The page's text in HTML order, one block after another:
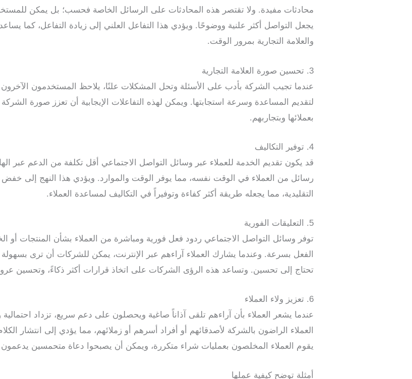
محادثات مفيدة. ولا تقتصر هذه المحادثات على الرسائل الخاصة فحسب؛ بل يمكن
يجعل التواصل أكثر علنية ووضوحًا. ويؤدي هذا التفاعل العلني إلى زيادة التفاعل، كما
والعلامة التجارية بمرور الوقت.
3. تحسين صورة العلامة التجارية
عندما تجيب الشركة بأدب على الأسئلة وتحل المشكلات علنًا، يلاحظ المستخدمون الآخرون
لتقديم المساعدة وسرعة استجابتها. ويمكن لهذه التفاعلات الإيجابية أن تعزز صورة
بعملائها وبتجاربهم.
4. توفير التكاليف
قد يكون تقديم الخدمة للعملاء عبر وسائل التواصل الاجتماعي أقل تكلفة من الدعم
رسائل من العملاء في الوقت نفسه، مما يوفر الوقت والموارد. ويؤدي هذا النهج إلى خفض
التقليدية، مما يجعله طريقة أكثر كفاءة وتوفيراً في التكاليف لمساعدة العملاء.
5. التعليقات الفورية
توفر وسائل التواصل الاجتماعي ردود فعل فورية ومباشرة من العملاء بشأن المنتجات أو
الفعل بسرعة. وعندما يشارك العملاء آراءهم عبر الإنترنت، يمكن للشركات أن ترى
تحتاج إلى تحسين. وتساعد هذه الرؤى الشركات على اتخاذ قرارات أكثر ذكاءً، وتحسين
6. تعزيز ولاء العملاء
عندما يشعر العملاء بأن آراءهم تلقى آذاناً صاغية ويحصلون على دعم سريع، تزداد
العملاء الراضون بالشركة لأصدقائهم أو أفراد أسرهم أو زملائهم، مما يؤدي إلى انتشار
يقوم العملاء المخلصون بعمليات شراء متكررة، ويمكن أن يصبحوا دعاة متحمسين يدعمون
أمثلة توضح كيفية عملها